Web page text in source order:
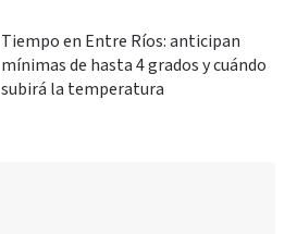
Tiempo en Entre Ríos: anticipan
mínimas de hasta 4 grados y cuándo
subirá la temperatura